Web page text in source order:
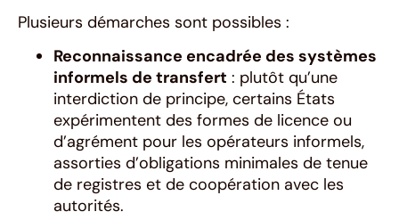
Plusieurs démarches sont possibles :
Reconnaissance encadrée des systèmes
informels de transfert : plutôt qu’une
interdiction de principe, certains États
expérimentent des formes de licence ou
d’agrément pour les opérateurs informels,
assorties d’obligations minimales de tenue
de registres et de coopération avec les
autorités.